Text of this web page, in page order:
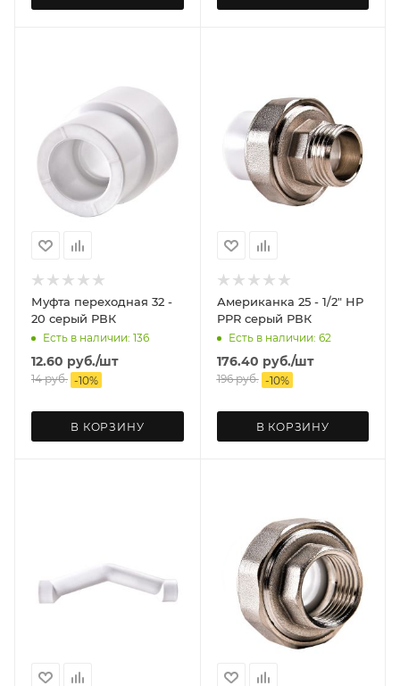
Муфта переходная 32 -
20 серый РВК
Есть в наличии: 136
12.60 руб./шт
14руб. -10%
В КОРЗИНУ
Американка 25 - 1/2" НР
PPR серый РВК
Есть в наличии: 62
176.40 руб./шт
196руб. -10%
В КОРЗИНУ